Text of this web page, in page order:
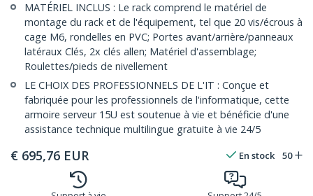
MATÉRIEL INCLUS : Le rack comprend le matériel de
montage du rack et de l'équipement, tel que 20 vis/écrous à
cage M6, rondelles en PVC; Portes avant/arrière/panneaux
latéraux Clés, 2x clés allen; Matériel d'assemblage;
Roulettes/pieds de nivellement
LE CHOIX DES PROFESSIONNELS DE L'IT : Conçue et
fabriquée pour les professionnels de l'informatique, cette
armoire serveur 15U est soutenue à vie et bénéficie d'une
assistance technique multilingue gratuite à vie 24/5
€ 695,76 EUR En stock 50